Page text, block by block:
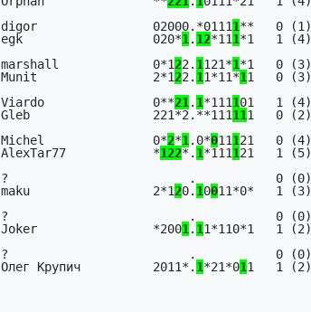
digor                02000.*01111**   0 (1)
egk                  020*1 . 12*111*1   1 (4)
marshall             0*122. 1121*1*1   0 (3)
Munit                2*122. 11*11*11   0 (3)
Viardo               0**21 . 1*111101   1 (4)
Gleb                 221*2.**111111   0 (2)
Michel               0*2*1 .0*011121   0 (4)
AlexTar77            *122*. 1*111121   1 (5)
?                         .           0 (0)
maku                 2*120. 10011*0*   1 (3)
?                         .           0 (0)
Joker                *2001 . 11*110*1   1 (2)
?                         .           0 (0)
Олег Крупич          2011*. 1*21*011   1 (2)